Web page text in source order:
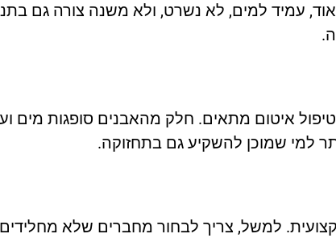
עמיד למים, לא נשרט, ולא משנה צורה גם
איטום מתאים. חלק מהאבנים סופגות מים
למי שמוכן להשקיע גם בתחזוקה.
למשל, צריך לבחור מחברים שלא